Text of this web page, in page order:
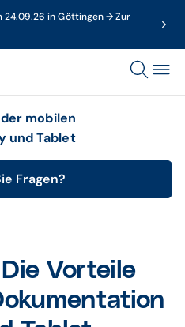
24.09.26 in Göttingen → Zur
mobilen
und Tablet
Fragen?
Vorteile